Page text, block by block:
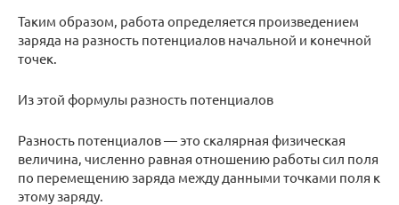
Таким образом, работа определяется произведением
заряда на разность потенциалов начальной и конечной
точек.
Из этой формулы разность потенциалов
Разность потенциалов — это скалярная физическая
величина, численно равная отношению работы сил поля
по перемещению заряда между данными точками поля к
этому заряду.